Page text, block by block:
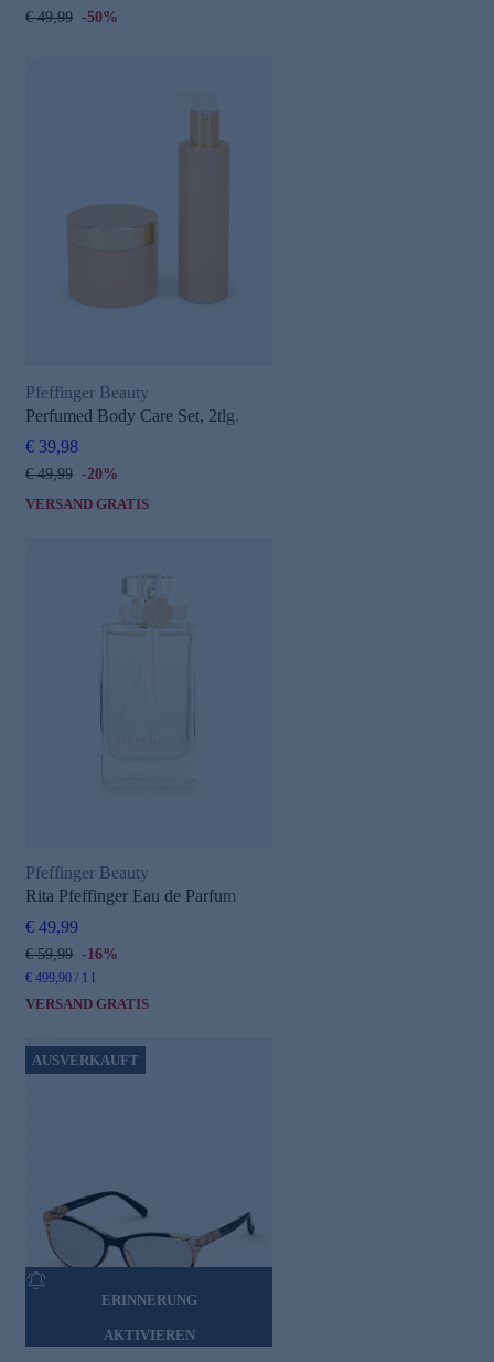
€ 49,99 -50%
Pfeffinger Beauty
Perfumed Body Care Set, 2tlg.
€ 39,98
€ 49,99 -20%
VERSAND GRATIS
Pfeffinger Beauty
Rita Pfeffinger Eau de Parfum
€ 49,99
€ 59,99 -16%
€ 499,90 / 1 l
VERSAND GRATIS
AUSVERKAUFT
ERINNERUNG
AKTIVIEREN